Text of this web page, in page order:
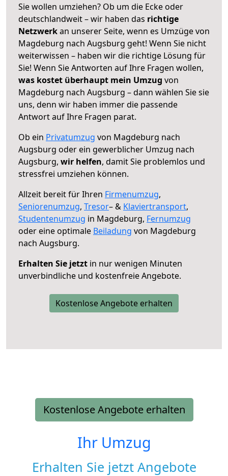
Sie wollen umziehen? Ob um die Ecke oder
deutschlandweit – wir haben das richtige
Netzwerkan unserer Seite, wenn es Umzüge von
Magdeburg nach Augsburg geht! Wenn Sie nicht
weiterwissen – haben wir die richtige Lösung für
Sie! Wenn Sie Antworten auf Ihre Fragen wollen,
was kostet überhaupt mein Umzug von
Magdeburg nach Augsburg – dann wählen Sie sie
uns, denn wir haben immer die passende
Antwort auf Ihre Fragen parat.
Ob ein Privatumzug von Magdeburg nach
Augsburg oder ein gewerblicher Umzug nach
Augsburg, wir helfen, damit Sie problemlos und
stressfrei umziehen können.
Allzeit bereit für Ihren Firmenumzug,
Seniorenumzug, Tresor– & Klaviertransport,
Studentenumzug in Magdeburg, Fernumzug
oder eine optimale Beiladung von Magdeburg
nach Augsburg.
Erhalten Sie jetzt in nur wenigen Minuten
unverbindliche und kostenfreie Angebote.
Kostenlose Angebote erhalten
Kostenlose Angebote erhalten
Ihr Umzug
Erhalten Sie jetzt Angebote